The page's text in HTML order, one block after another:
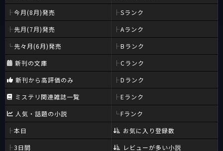
今月(8月)発売
先月(7月)発売
先々月(6月)発売
新刊の文庫
新刊から高評価のみ
ミステリ関連雑誌一覧
人気・話題の小説
本日
3日間
Sランク
Aランク
Bランク
Cランク
Dランク
Eランク
Fランク
お気に入り登録数
レビューが多い小説